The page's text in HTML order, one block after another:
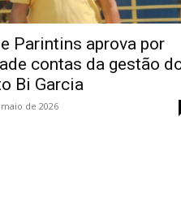
Parintins aprova por
contas da gestão
Bi Garcia
de 2026